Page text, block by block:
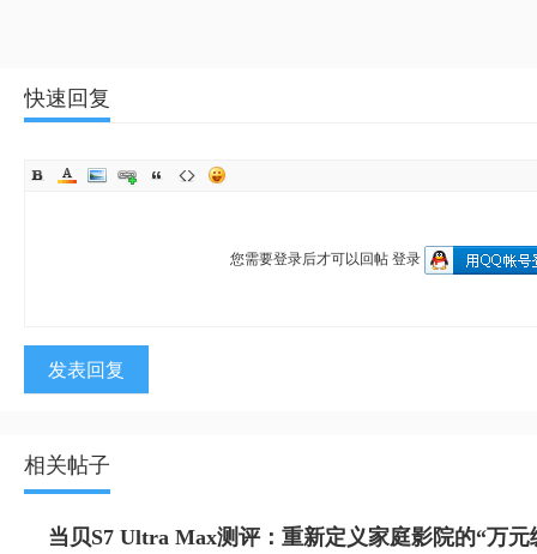
快速回复
您需要登录后才可以回帖 登录
发表回复
相关帖子
当贝S7 Ultra Max测评：重新定义家庭影院的“万元